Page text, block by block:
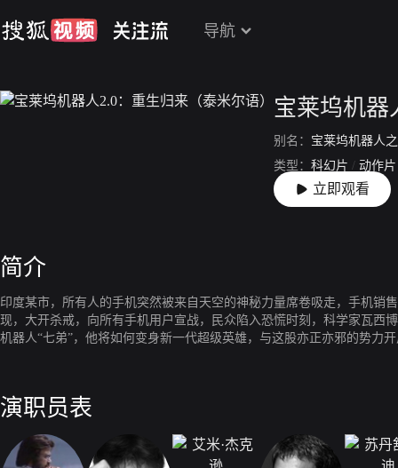
导航
宝莱坞机器
别名： 宝莱坞机器人
类型： 科幻片 / 动作片
上映： 2019-09-06
立即观看
简介
印度某市，所有人的手机突然被来自天空的神秘力量席卷吸走，手机销
现，大开杀戒，向所有手机用户宣战，民众陷入恐慌时刻，科学家瓦
机器人“七弟”，他将如何变身新一代超级英雄，与这股亦正亦邪的势力
演职员表